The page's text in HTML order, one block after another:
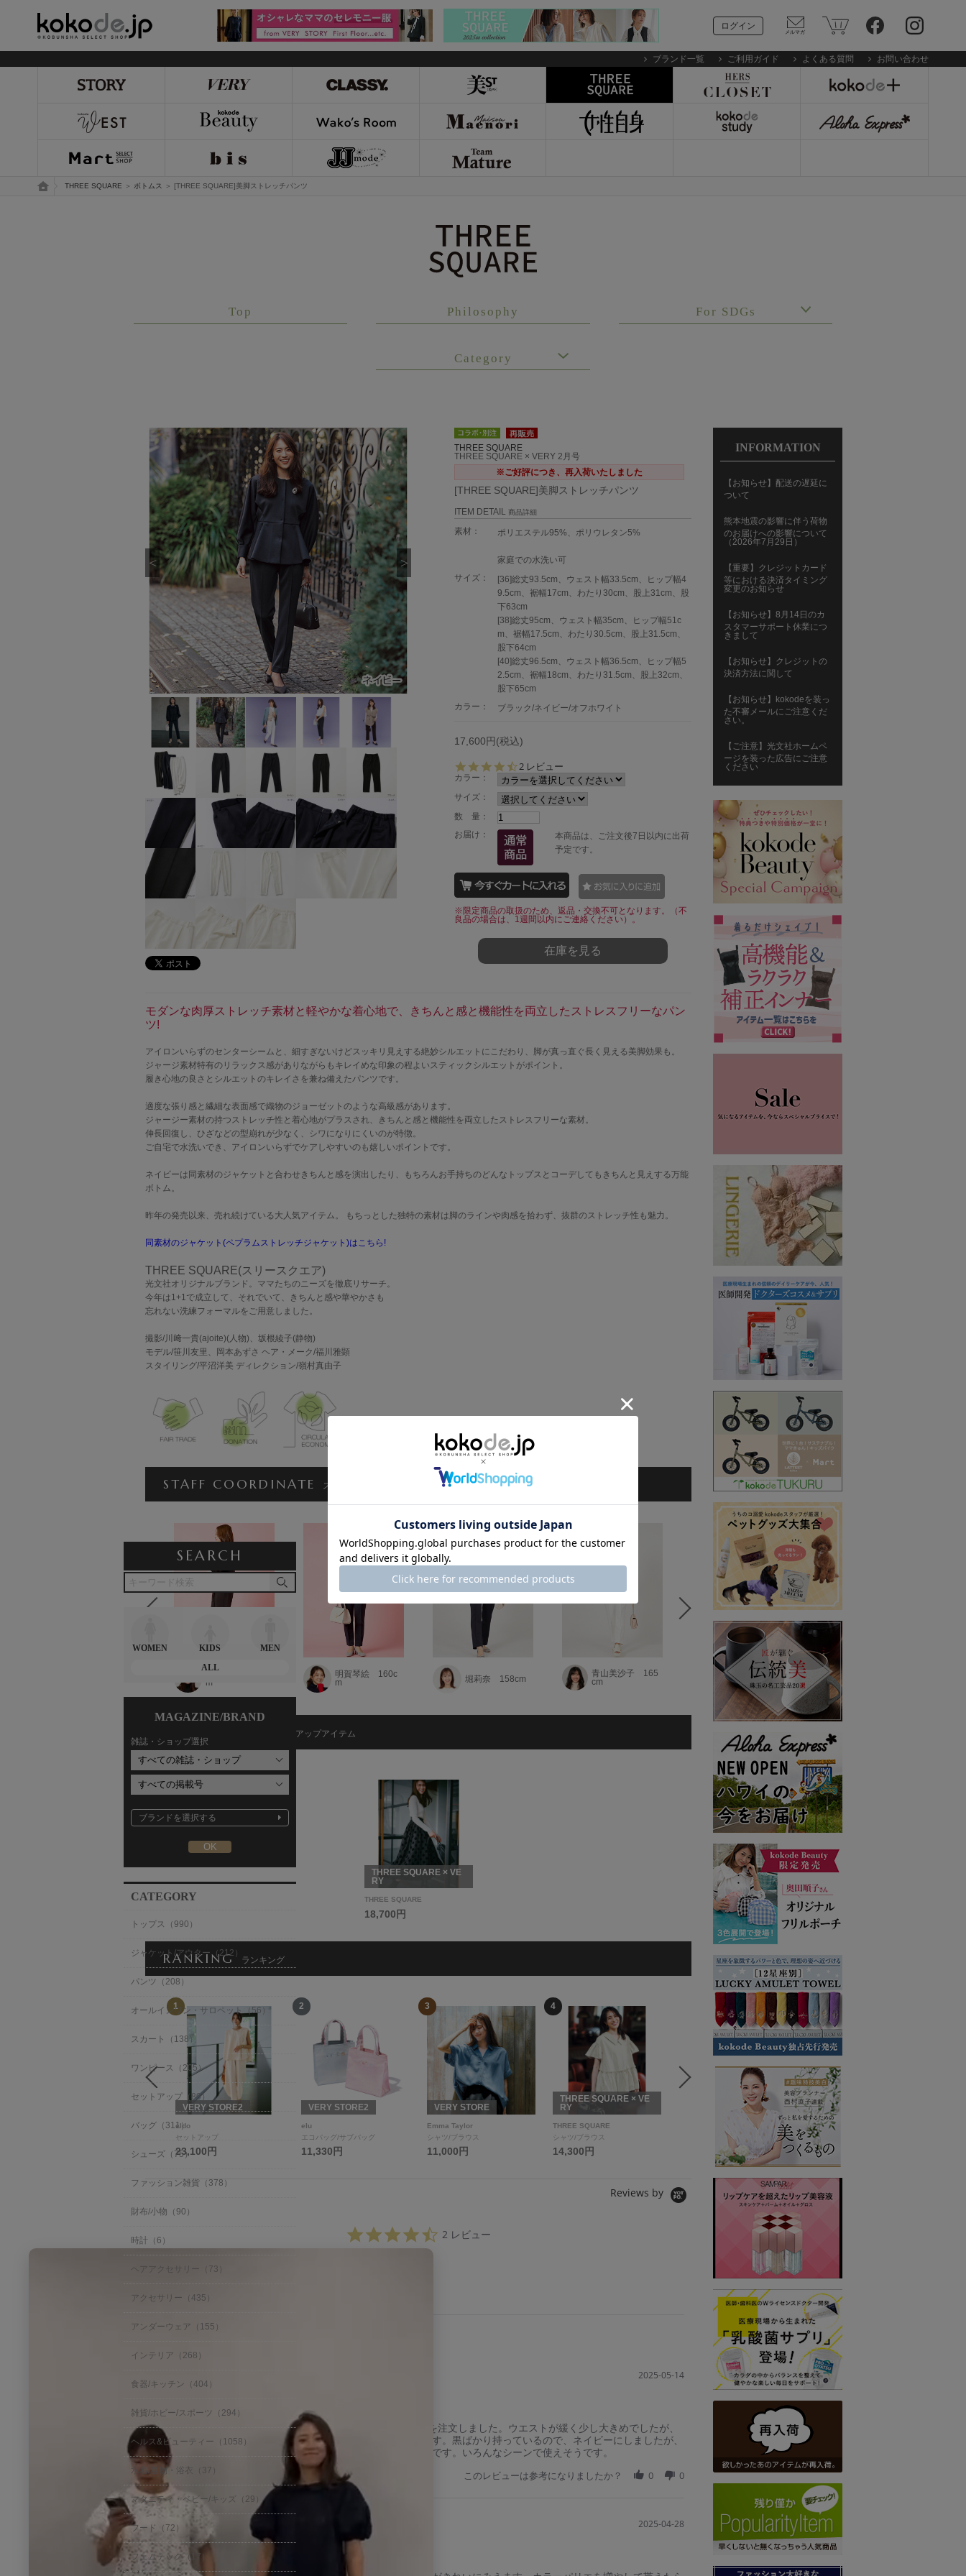
ログイン
ブランド一覧 ご利用ガイド よくある質問 お問い合わせ
トップページ
THREE SQUARE ＞ ボトムス ＞ [THREE SQUARE]美脚ストレッチパンツ
Top Philosophy For SDGs
Category
SEARCH
WOMEN KIDS
MEN
ALL
MAGAZINE/BRAND
雑誌・ショップ選択
ブランドを選択する
CATEGORY
トップス（990）
ジャケット/アウター（212）
パンツ（208）
オールインワン・サロペット（56）
スカート（138）
ワンピース（205）
セットアップ（80）
バッグ（311）
シューズ（75）
ファッション雑貨（378）
財布/小物（90）
時計（6）
ヘアアクセサリー（73）
アクセサリー（435）
アンダーウェア（155）
インテリア（268）
食器/キッチン（404）
雑貨/ホビー/スポーツ（294）
ヘルス&ビューティー（1058）
水着/着物・浴衣（37）
マタニティ・ベビー/キッズ（29）
フード（72）
フェムテック（17）
THREE SQUARE
THREE SQUARE × VERY 2月号
※ご好評につき、再入荷いたしました
[THREE SQUARE]美脚ストレッチパンツ
ITEM DETAIL 商品詳細
素材： ポリエステル95%、ポリウレタン5%
家庭での水洗い可
サイズ：
[36]総丈93.5cm、ウェスト幅33.5cm、ヒップ幅4
9.5cm、裾幅17cm、わたり30cm、股上31cm、股
下63cm
[38]総丈95cm、ウェスト幅35cm、ヒップ幅51c
m、裾幅17.5cm、わたり30.5cm、股上31.5cm、
股下64cm
[40]総丈96.5cm、ウェスト幅36.5cm、ヒップ幅5
2.5cm、裾幅18cm、わたり31.5cm、股上32cm、
股下65cm
カラー：
ブラック/ネイビー/オフホワイト
17,600円(税込)
4.
5
s
t
a
r
r
a
t
i
n
g
2 レビュー
カラー：
サイズ：
数 量：
お届け：
本商品は、ご注文後7日以内に出荷
予定です。
※限定商品の取扱のため、返品・交換不可となります。（不
良品の場合は、1週間以内にご連絡ください）。
在庫を見る
モダンな肉厚ストレッチ素材と軽やかな着心地で、きちんと感と機能性を両立したストレスフリーなパン
ツ!
アイロンいらずのセンターシームと、細すぎないけどスッキリ見えする絶妙シルエットにこだわり、脚が真っ直ぐ長く見える美脚効果も。
ジャージ素材特有のリラックス感がありながらもキレイめな印象の程よいスティックシルエットがポイント。
履き心地の良さとシルエットのキレイさを兼ね備えたパンツです。
適度な張り感と繊細な表面感で織物のジョーゼットのような高級感があります。
ジャージー素材の持つストレッチ性と着心地がプラスされ、きちんと感と機能性を両立したストレスフリーな素材。
伸長回復し、ひざなどの型崩れが少なく、シワになりにくいのが特徴。
ご自宅で水洗いでき、アイロンいらずでケアしやすいのも嬉しいポイントです。
ネイビーは同素材のジャケットと合わせきちんと感を演出したり、もちろんお手持ちのどんなトップスとコーデしてもきちんと見えする万能
ボトム。
昨年の発売以来、売れ続けている大人気アイテム。 もちっとした独特の素材は脚のラインや肉感を拾わず、抜群のストレッチ性も魅力。
同素材のジャケット(ペプラムストレッチジャケット)はこちら!
THREE SQUARE(スリースクエア)
光文社オリジナルブランド。ママたちのニーズを徹底リサーチ。
今年は1+1で成立して、それでいて、きちんと感や華やかさも
忘れない洗練フォーマルをご用意しました。
撮影/川﨑一貴(ajoite)(人物)、坂根綾子(静物)
モデル/笹川友里、岡本あずさ ヘア・メーク/福川雅顕
スタイリング/平沼洋美 ディレクション/嶺村真由子
STAFF COORDINATE スタッフ着用コーデ
m
明賀琴絵 160c
m
堀莉奈 158cm
青山美沙子 165
cm
北田眞友加 158
cm
ピックアップアイテム
THREE SQUARE × VE
RY
THREE SQUARE
18,700円
RANKING ランキング
1
VERY STORE2
eldo
セットアップ
23,100円
2
VERY STORE2
elu
エコバッグ/サブバッグ
11,330円
3
VERY STORE
Emma Taylor
シャツ/ブラウス
11,000円
4
THREE SQUARE × VE
RY
THREE SQUARE
シャツ/ブラウス
14,300円
THREE SQUARE × VE
20,900円
VERY STORE2
cache cache
ショルダーバッグ
6,490円
Reviews by
52 レビュー
レビュー
ご
t
n
2025-05-14
履きやすい万能パンツ
e
e
w
b
y
購
入
者
様
e
e
w
s
t
t
n
g
パンツなのでサイズが心配でしたが、普段のSサイズを注文しました。ウエストが緩く少し大きめでしたが、
ベルトをして履きたいと思います！形はとても綺麗です。黒ばかり持っているので、ネイビーにしましたが、
濃紺で履きやすく、センタープレスがあるので嬉しいです。いろんなシーンで使えそうです。
シェアする
S
h
a
e
R
e
v
このレビューは参考になりましたか？ 0 0
ご 購入確認済
5.
2025-04-28
ストレスフリーな美脚パンツ
INFORMATION
【お知らせ】配送の遅延に
ついて
熊本地震の影響に伴う荷物
のお届けへの影響について
（2026年7月29日）
【重要】クレジットカード
等における決済タイミング
変更のお知らせ
【お知らせ】8月14日のカ
スタマーサポート休業につ
きまして
【お知らせ】クレジットの
決済方法に関して
【お知らせ】kokodeを装っ
た不審メールにご注意くだ
さい。
【ご注意】光文社ホームペ
ージを装った広告にご注意
ください